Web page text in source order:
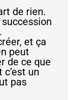
de rien.
succession
et ça
peut
de ce que
un
pas